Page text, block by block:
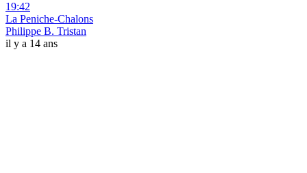
19:42
La Peniche-Chalons
Philippe B. Tristan
il y a 14 ans